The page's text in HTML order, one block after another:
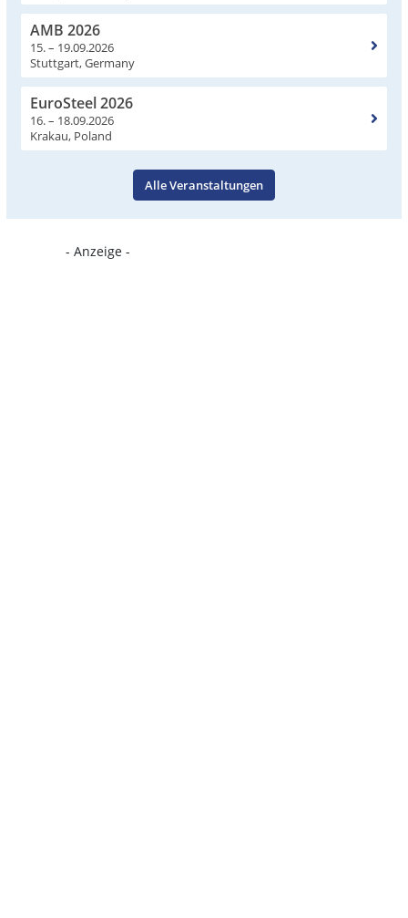
AMB 2026
15. – 19.09.2026
Stuttgart, Germany
EuroSteel 2026
16. – 18.09.2026
Krakau, Poland
Alle Veranstaltungen
- Anzeige -